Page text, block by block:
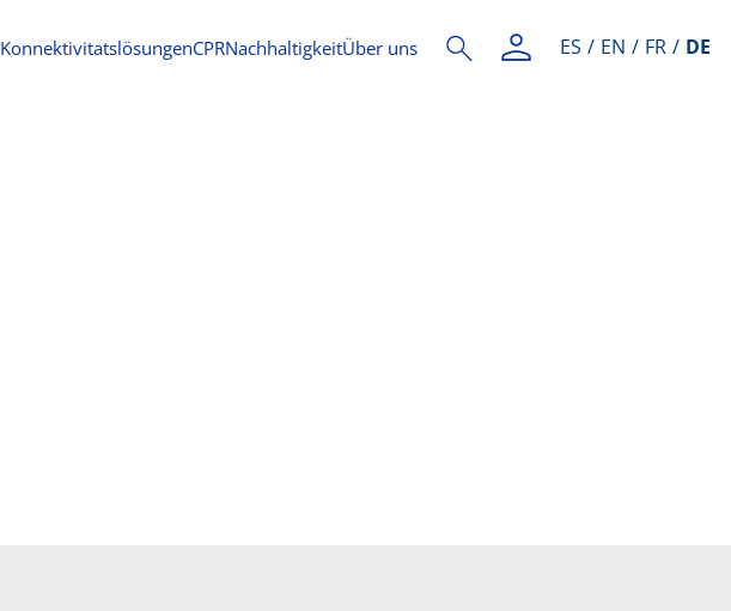
KonnektivitatslösungenCPRNachhaltigkeitÜber uns ES EN FR DE